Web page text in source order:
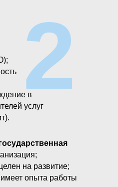
в
услуг
2
на развитие;
опыта работы